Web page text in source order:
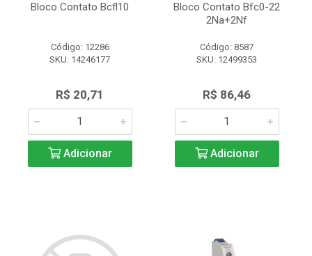
Bloco Contato Bcfl10
Código: 12286
SKU: 14246177
R$ 20,71
Adicionar
Bloco Contato Bfc0-22
2Na+2Nf
Código: 8587
SKU: 12499353
R$ 86,46
Adicionar